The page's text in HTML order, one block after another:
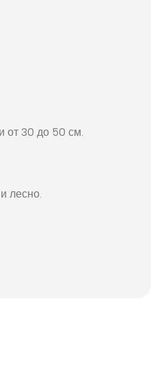
от 30 до 50 см.
лесно.